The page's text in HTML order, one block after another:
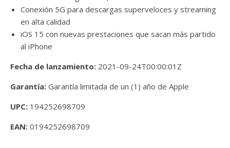
Conexión 5G para descargas superveloces y streaming
en alta calidad
iOS 15 con nuevas prestaciones que sacan más partido
al iPhone
Fecha de lanzamiento: 2021-09-24T00:00:01Z
Garantía: Garantía limitada de un (1) año de Apple
UPC: 194252698709
EAN: 0194252698709